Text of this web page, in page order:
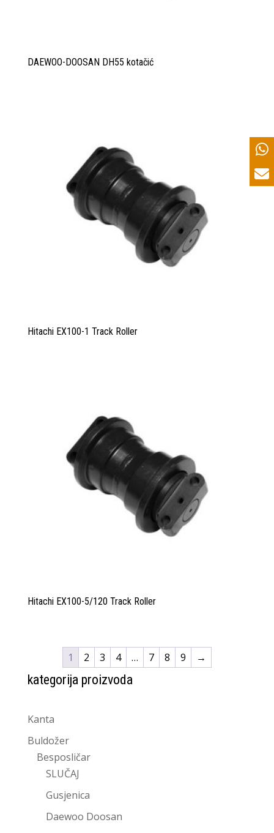
DAEWOO-DOOSAN DH55 kotačić
Hitachi EX100-1 Track Roller
Hitachi EX100-5/120 Track Roller
1 2 3 4 … 7 8 9 →
kategorija proizvoda
Kanta
Buldožer
Besposličar
SLUČAJ
Gusjenica
Daewoo Doosan